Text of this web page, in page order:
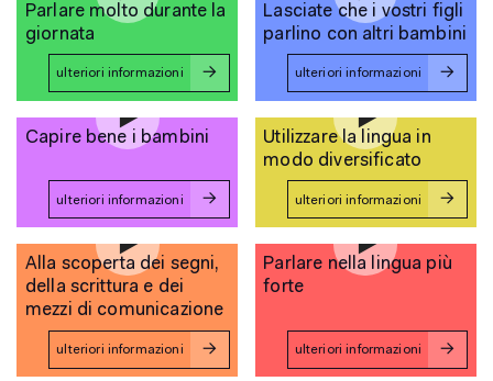
Parlare molto durante la
giornata
ulteriori informazioni
Lasciate che i vostri figli
parlino con altri bambini
ulteriori informazioni
Capire bene i bambini
ulteriori informazioni
Utilizzare la lingua in
modo diversificato
ulteriori informazioni
Alla scoperta dei segni,
della scrittura e dei
mezzi di comunicazione
ulteriori informazioni
Parlare nella lingua più
forte
ulteriori informazioni